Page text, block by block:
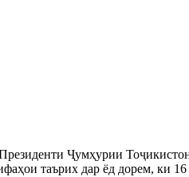
Ҷумҳурии
таърих дар ёд дорем, ки